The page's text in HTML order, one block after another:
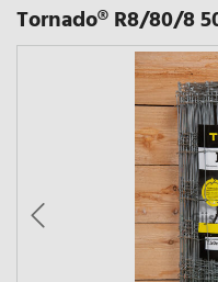
Elektrisch
Tornado® R8/80/8